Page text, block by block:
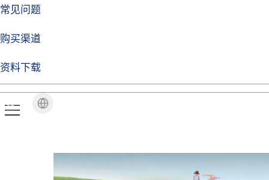
常见问题
购买渠道
资料下载
焦点注册Life
品牌视角